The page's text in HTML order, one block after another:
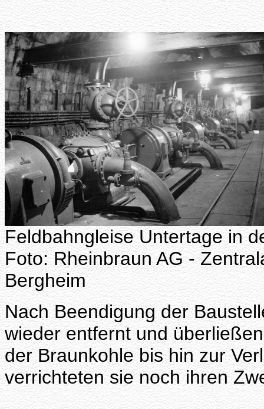
Feldbahngleise Untertage in
Foto: Rheinbraun AG -
Bergheim
Nach Beendigung der
wieder entfernt und
der Braunkohle bis hin zur
verrichteten sie noch ihren